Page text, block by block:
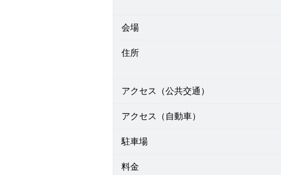
会場
住所
アクセス（公共交通）
アクセス（自動車）
駐車場
料金